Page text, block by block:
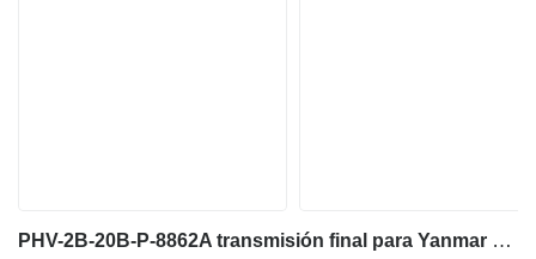
PHV-2B-20B-P-8862A transmisión final para Yanmar B15-3 ,B17-2, B18EX ,B19 ,YB121-2-U, VIO20-2 ,VIO25, VIO30 miniexcavadora